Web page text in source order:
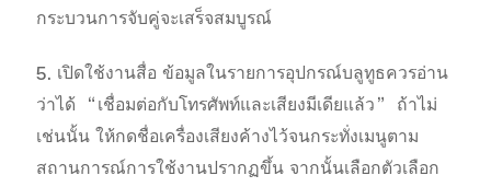
กระบวนการจับคู่จะเสร็จสมบูรณ์
5. เปิดใช้งานสื่อ ข้อมูลในรายการอุปกรณ์บลูทูธควรอ่าน
ว่าได้ “เชื่อมต่อกับโทรศัพท์และเสียงมีเดียแล้ว” ถ้าไม่
เช่นนั้น ให้กดชื่อเครื่องเสียงค้างไว้จนกระทั่งเมนูตาม
สถานการณ์การใช้งานปรากฏขึ้น จากนั้นเลือกตัวเลือก